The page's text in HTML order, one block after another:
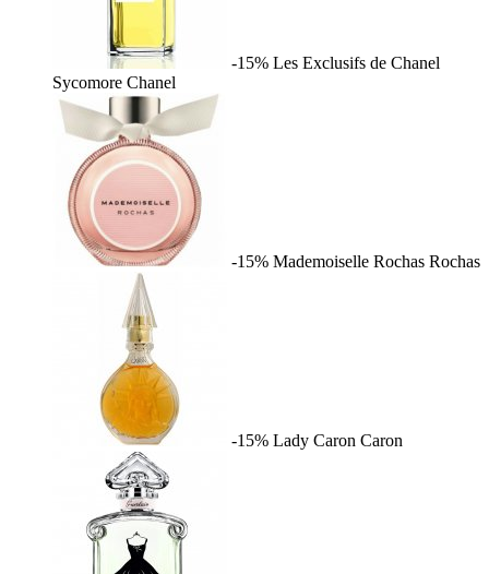
-15% Les Exclusifs de Chanel
Sycomore Chanel
-15% Mademoiselle Rochas Rochas
-15% Lady Caron Caron